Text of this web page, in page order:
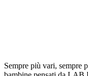
Sempre più vari, sempre